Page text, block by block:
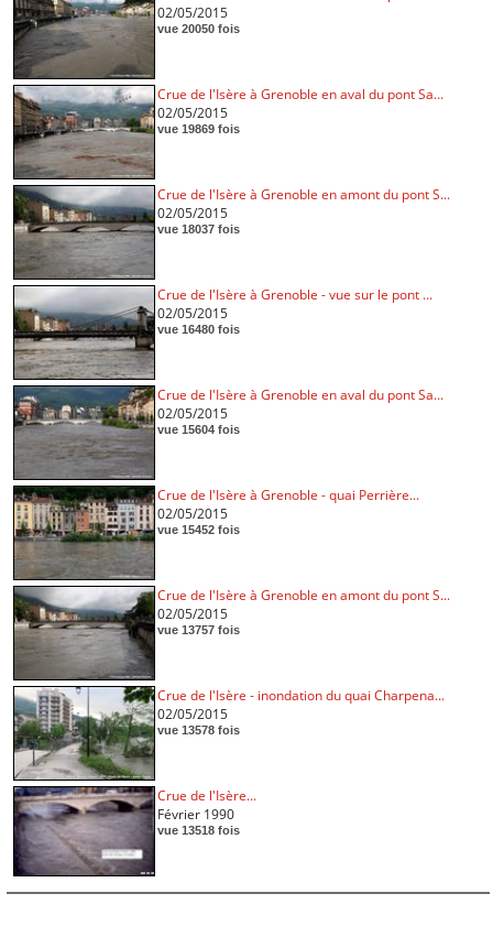
02/05/2015
vue 20050 fois
Crue de l'Isère à Grenoble en aval du pont Sa...
02/05/2015
vue 19869 fois
Crue de l'Isère à Grenoble en amont du pont S...
02/05/2015
vue 18037 fois
Crue de l'Isère à Grenoble - vue sur le pont ...
02/05/2015
vue 16480 fois
Crue de l'Isère à Grenoble en aval du pont Sa...
02/05/2015
vue 15604 fois
Crue de l'Isère à Grenoble - quai Perrière...
02/05/2015
vue 15452 fois
Crue de l'Isère à Grenoble en amont du pont S...
02/05/2015
vue 13757 fois
Crue de l'Isère - inondation du quai Charpena...
02/05/2015
vue 13578 fois
Crue de l'Isère...
Février 1990
vue 13518 fois